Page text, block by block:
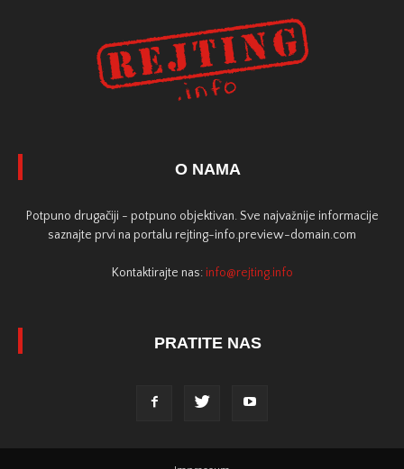
O NAMA
Potpuno drugačiji - potpuno objektivan. Sve najvažnije informacije
saznajte prvi na portalu rejting-info.preview-domain.com
Kontaktirajte nas: info@rejting.info
PRATITE NAS